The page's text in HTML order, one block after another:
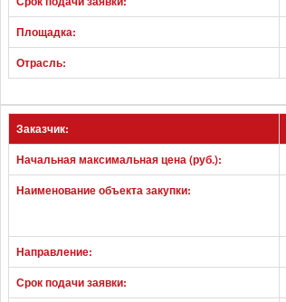
Площадка:
Отрасль:
Заказчик:
Начальная максимальная цена (руб.):
Наименование объекта закупки:
Направление:
Срок подачи заявки: